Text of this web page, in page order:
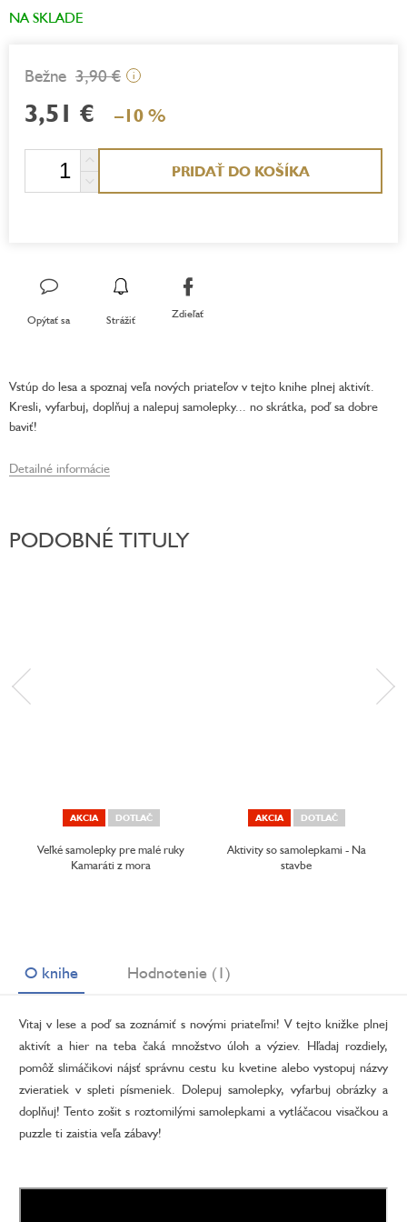
NA SKLADE
3,90 € i
3,51 € –10 %
PRIDAŤ DO KOŠÍKA
Opýtať sa Strážiť Zdieľať
Vstúp do lesa a spoznaj veľa nových priateľov v tejto knihe plnej aktivít.
Kresli, vyfarbuj, doplňuj a nalepuj samolepky... no skrátka, poď sa dobre
baviť!
Detailné informácie
PODOBNÉ TITULY
AKCIA DOTLAČ
Veľké samolepky pre malé ruky
Kamaráti z mora
AKCIA DOTLAČ
Aktivity so samolepkami - Na
stavbe
O knihe Hodnotenie (1)
Vitaj v lese a poď sa zoznámiť s novými priateľmi! V tejto knižke plnej
aktivít a hier na teba čaká množstvo úloh a výziev. Hľadaj rozdiely,
pomôž slimáčikovi nájsť správnu cestu ku kvetine alebo vystopuj názvy
zvieratiek v spleti písmeniek. Dolepuj samolepky, vyfarbuj obrázky a
doplňuj! Tento zošit s roztomilými samolepkami a vytláčacou visačkou a
puzzle ti zaistia veľa zábavy!